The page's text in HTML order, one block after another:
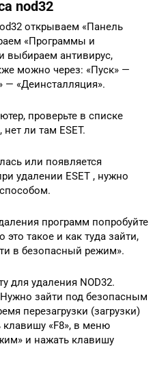
nod32
открываем «Панель
«Программы и
выбираем антивирус,
можно через: «Пуск» —
— «Деинсталляция».
проверьте в списке
ли там ESET.
или появляется
удалении ESET , нужно
программ попробуйте
такое и как туда зайти,
в безопасный режим».
для удаления NOD32.
зайти под безопасным
перезагрузки (загрузки)
«F8», в меню
и нажать клавишу